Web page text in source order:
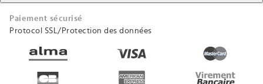
Paiement sécurisé
Protocol SSL/Protection des données